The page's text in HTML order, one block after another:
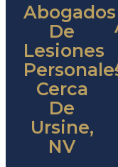
Abogados
De
Lesiones
Cerca
De
Ursine,
NV